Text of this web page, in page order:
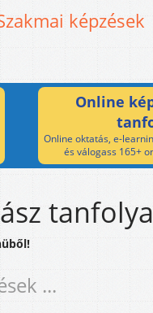
képzések
Online
Online oktatás, e-
és válogass 165+
...